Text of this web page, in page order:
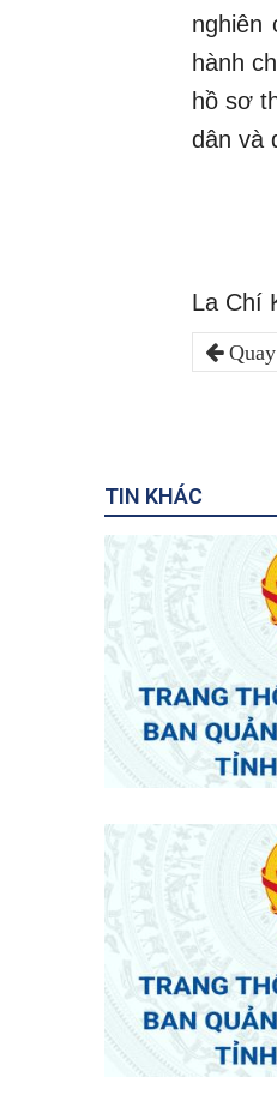
nghiên
hành
hồ sơ
dân và
La Chí
TIN KHÁC